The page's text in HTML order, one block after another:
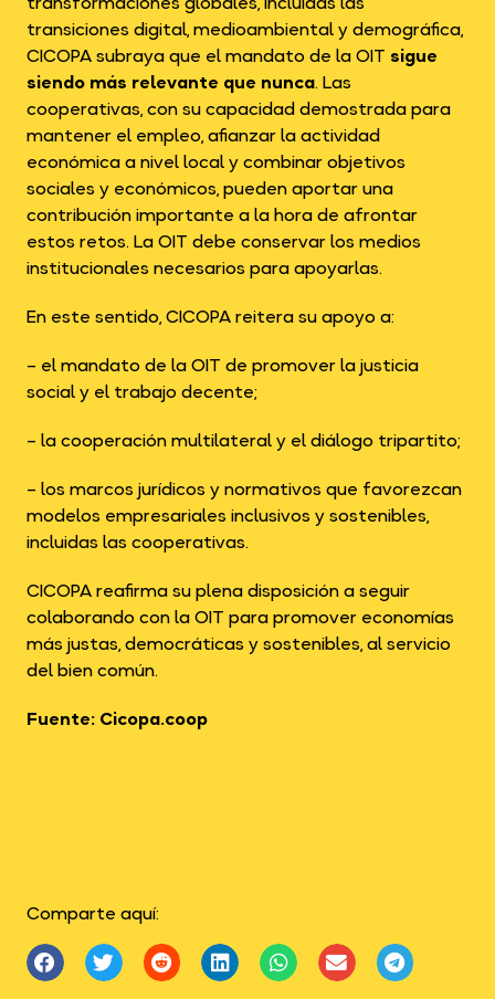
transiciones digital, medioambiental y demográfica,
CICOPA subraya que el mandato de la OIT sigue
siendo más relevante que nunca. Las
cooperativas, con su capacidad demostrada para
mantener el empleo, afianzar la actividad
económica a nivel local y combinar objetivos
sociales y económicos, pueden aportar una
contribución importante a la hora de afrontar
estos retos. La OIT debe conservar los medios
institucionales necesarios para apoyarlas.
En este sentido, CICOPA reitera su apoyo a:
– el mandato de la OIT de promover la justicia
social y el trabajo decente;
– la cooperación multilateral y el diálogo tripartito;
– los marcos jurídicos y normativos que favorezcan
modelos empresariales inclusivos y sostenibles,
incluidas las cooperativas.
CICOPA reafirma su plena disposición a seguir
colaborando con la OIT para promover economías
más justas, democráticas y sostenibles, al servicio
del bien común.
Fuente: Cicopa.coop
Comparte aquí: